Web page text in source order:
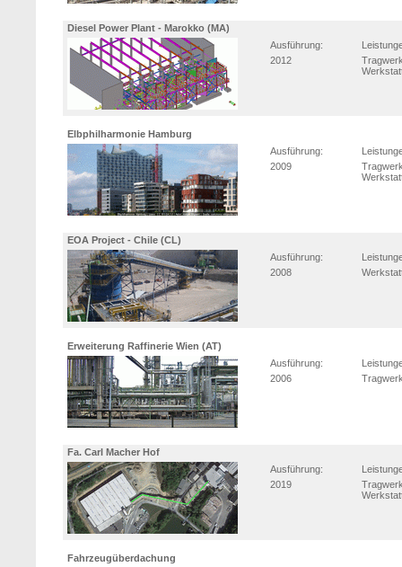
Diesel Power Plant - Marokko (MA)
Ausführung:
2012
Elbphilharmonie Hamburg
Ausführung:
2009
EOA Project - Chile (CL)
Ausführung:
2008
Erweiterung Raffinerie Wien (AT)
Ausführung:
2006
Fa. Carl Macher Hof
Ausführung:
2019
Fahrzeugüberdachung